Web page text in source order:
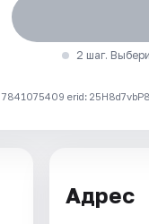
2 шаг.
erid:
Адрес